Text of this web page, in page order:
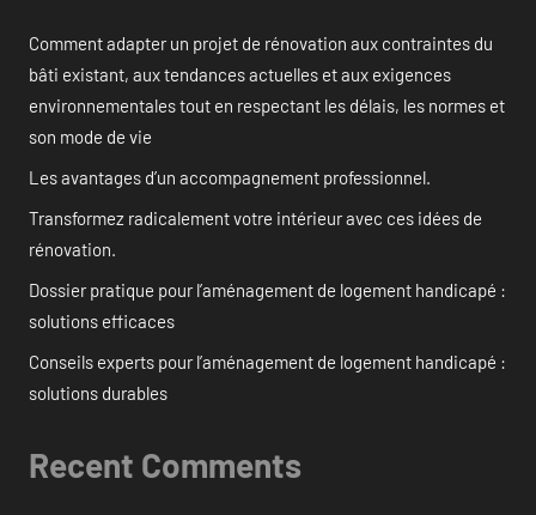
Comment adapter un projet de rénovation aux contraintes du
bâti existant, aux tendances actuelles et aux exigences
environnementales tout en respectant les délais, les normes et
son mode de vie
Les avantages d’un accompagnement professionnel.
Transformez radicalement votre intérieur avec ces idées de
rénovation.
Dossier pratique pour l’aménagement de logement handicapé :
solutions efficaces
Conseils experts pour l’aménagement de logement handicapé :
solutions durables
Recent Comments